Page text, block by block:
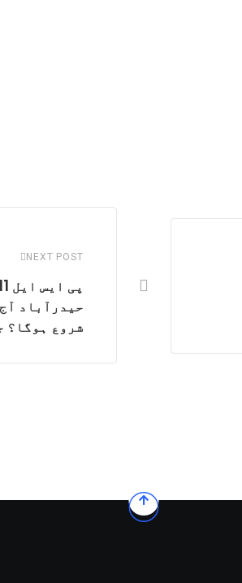
NEXT POST
حیدرآباد
شروع ہوگا؟